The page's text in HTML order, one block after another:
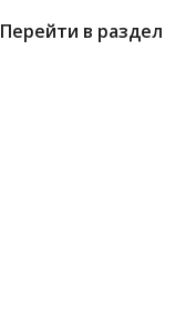
Перейти в раздел